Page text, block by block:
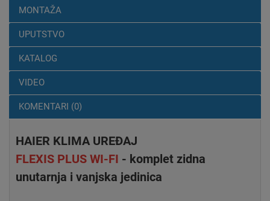
MONTAŽA
UPUTSTVO
KATALOG
VIDEO
KOMENTARI (0)
HAIER KLIMA UREĐAJ
FLEXIS PLUS WI-FI - komplet zidna
unutarnja i vanjska jedinica